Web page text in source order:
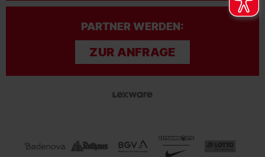
PARTNER WERDEN:
ZUR ANFRAGE